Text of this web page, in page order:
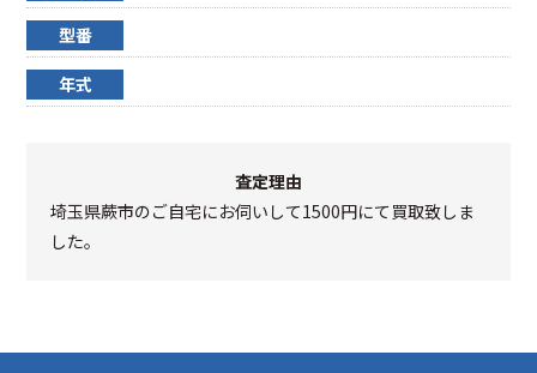
型番
年式
査定理由
埼玉県蕨市のご自宅にお伺いして1500円にて買取致しま
した。